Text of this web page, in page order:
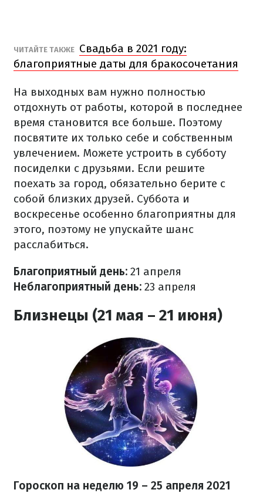
ЧИТАЙТЕ ТАКЖЕ Свадьба в 2021 году:
благоприятные даты для бракосочетания
На выходных вам нужно полностью
отдохнуть от работы, которой в последнее
время становится все больше. Поэтому
посвятите их только себе и собственным
увлечением. Можете устроить в субботу
посиделки с друзьями. Если решите
поехать за город, обязательно берите с
собой близких друзей. Суббота и
воскресенье особенно благоприятны для
этого, поэтому не упускайте шанс
расслабиться.
Благоприятный день: 21 апреля
Неблагоприятный день: 23 апреля
Близнецы (21 мая – 21 июня)
Гороскоп на неделю 19 – 25 апреля 2021